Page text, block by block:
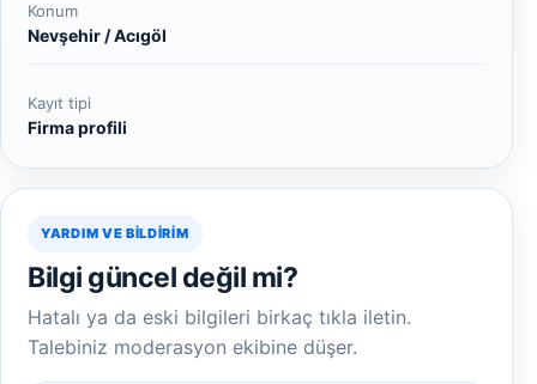
Konum
Nevşehir / Acıgöl
Kayıt tipi
Firma profili
YARDIM VE BILDIRIM
Bilgi güncel değil mi?
Hatalı ya da eski bilgileri birkaç tıkla iletin.
Talebiniz moderasyon ekibine düşer.